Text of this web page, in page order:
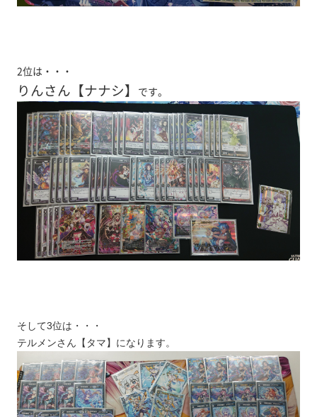
2位は・・・
りんさん【ナナシ】 です。
そして3位は・・・
テルメンさん【タマ】になります。